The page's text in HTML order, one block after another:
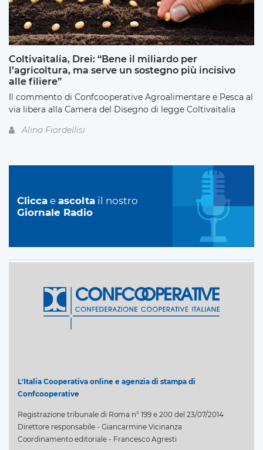
Coltivaitalia, Drei: “Bene il miliardo per
l’agricoltura, ma serve un sostegno più incisivo
alle filiere”
Il commento di Confcooperative Agroalimentare e Pesca al
via libera alla Camera del Disegno di legge Coltivaitalia
Alina Fiordellisi
Clicca e ascolta il nostro
Giornale Radio
L'Italia Cooperativa online e agenzia di stampa di
Confcooperative
Registrazione tribunale di Roma n° 199 e 200 del 23/07/2014
Direttore responsabile - Giancarmine Vicinanza
Coordinamento editoriale - Francesco Agresti